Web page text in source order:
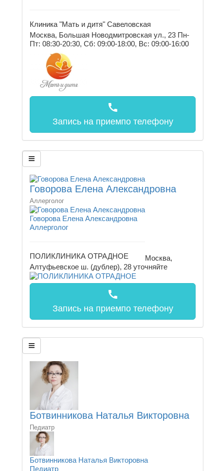
Клиника "Мать и дитя" Савеловская
Москва, Большая Новодмитровская ул., 23 Пн-
Пт: 08:30-20:30, Сб: 09:00-18:00, Вс: 09:00-16:00
call
Запись на приемпо телефону
Говорова Елена Александровна
Аллерголог
Говорова Елена Александровна
Аллерголог
ПОЛИКЛИНИКА ОТРАДНОЕ
Москва,
Алтуфьевское ш. (дублер), 28 уточняйте
call
Запись на приемпо телефону
Ботвинникова Наталья Викторовна
Педиатр
Ботвинникова Наталья Викторовна
Педиатр